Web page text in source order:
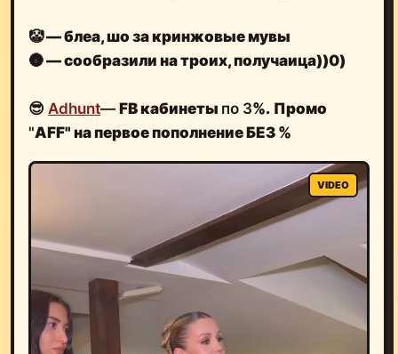
🤡— блеа, шо за кринжовые мувы
🌚— сообразили на троих, получаица))0)
😎 Adhunt— FB кабинеты по 3%. Промо
"AFF" на первое пополнение БЕЗ %